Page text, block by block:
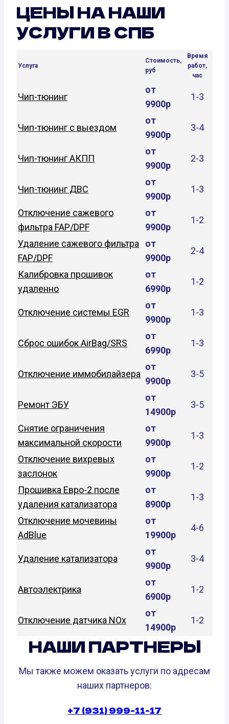
ЦЕНЫ НА НАШИ
УСЛУГИ В СПБ
Услуга
Стоимость,
руб
Время
работ,
час
Чип-тюнинг
от
9900р
1-3
Чип-тюнинг с выездом
от
9900р
3-4
Чип-тюнинг АКПП
от
9900р
2-3
Чип-тюнинг ДВС
от
9900р
1-3
Отключение сажевого
фильтра FAP/DPF
от
9900р
1-2
Удаление сажевого фильтра
FAP/DPF
от
9900р
2-4
Калибровка прошивок
удаленно
от
6990р
1-2
Отключение системы EGR
от
9900р
1-3
Сброс ошибок AirBag/SRS
от
6990р
1-3
Отключение иммобилайзера
от
9900р
3-5
Ремонт ЭБУ
от
14900р
3-5
Снятие ограничения
максимальной скорости
от
9900р
1-3
Отключение вихревых
заслонок
от
9900р
1-2
Прошивка Евро-2 после
удаления катализатора
от
8900р
1-3
Отключение мочевины
AdBlue
от
19900р
4-6
Удаление катализатора
от
9900р
3-4
Автоэлектрика
от
6900р
1-2
Отключение датчика NOx
от
14900р
1-2
НАШИ ПАРТНЕРЫ
Мы также можем оказать услуги по адресам
наших партнеров:
+7 (931) 999-11-17